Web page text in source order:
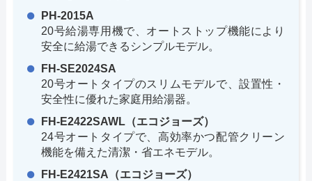
PH-2015A
20号給湯専用機で、オートストップ機能により
安全に給湯できるシンプルモデル。
FH-SE2024SA
20号オートタイプのスリムモデルで、設置性・
安全性に優れた家庭用給湯器。
FH-E2422SAWL（エコジョーズ）
24号オートタイプで、高効率かつ配管クリーン
機能を備えた清潔・省エネモデル。
FH-E2421SA（エコジョーズ）